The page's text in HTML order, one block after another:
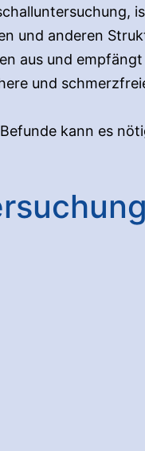
und anderen
aus und
und
kann es